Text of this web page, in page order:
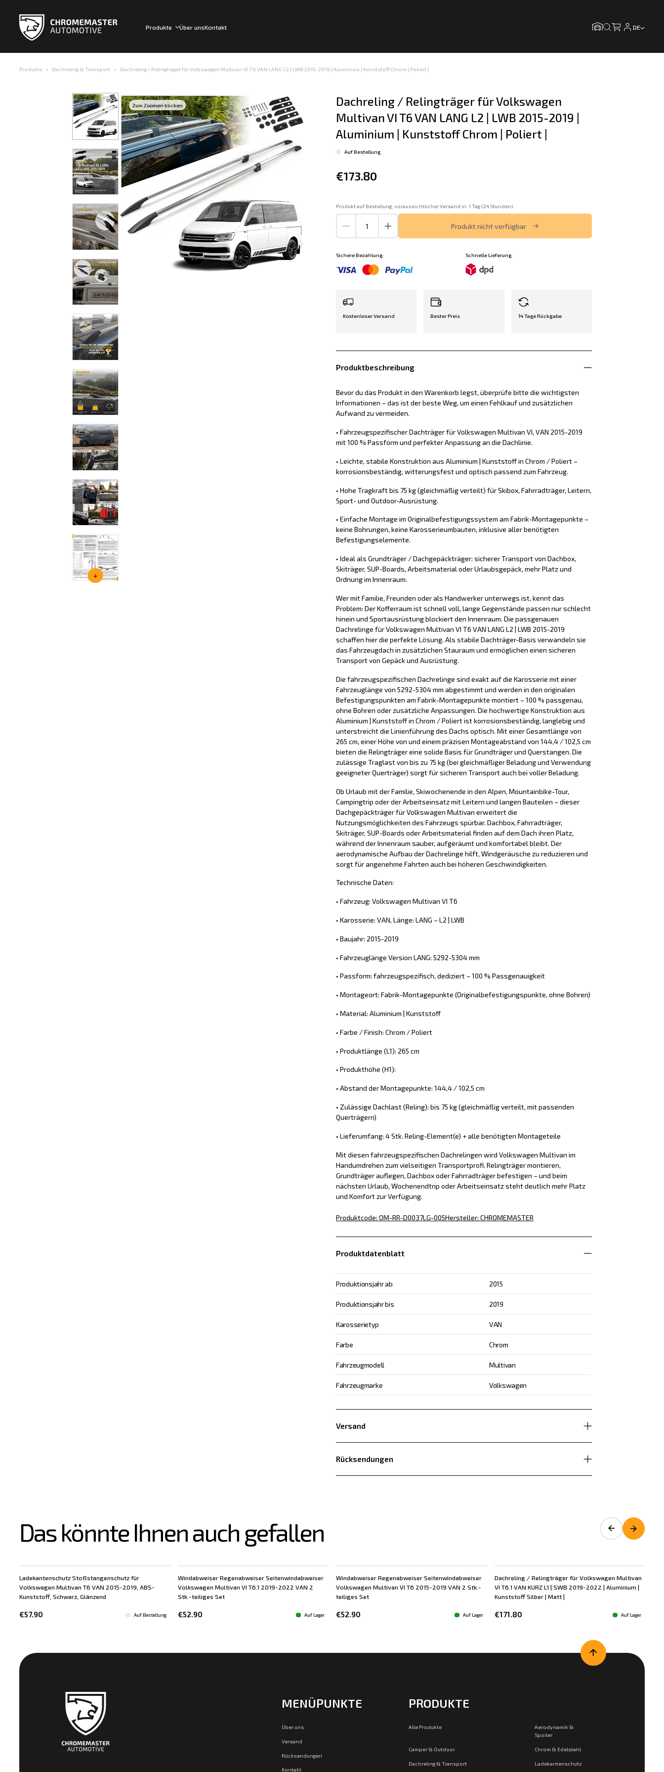
Produkte Über unsKontakt DE
Produkte Dachreling & Transport Dachreling / Relingträger für Volkswagen Multivan VI T6 VAN LANG L2 | LWB 2015-2019 | Aluminium | Kunststoff Chrom | Poliert |
Zum Zoomen klicken
Dachreling / Relingträger für Volkswagen
Multivan VI T6 VAN LANG L2 | LWB 2015-2019 |
Aluminium | Kunststoff Chrom | Poliert |
Auf Bestellung
€173.80
Produkt auf Bestellung, voraussichtlicher Versand in: 1 Tag (24 Stunden)
Produkt nicht verfügbar
Sichere Bezahlung: Schnelle Lieferung:
Kostenloser Versand Bester Preis 14 Tage Rückgabe
Produktbeschreibung
Bevor du das Produkt in den Warenkorb legst, überprüfe bitte die wichtigsten
Informationen – das ist der beste Weg, um einen Fehlkauf und zusätzlichen
Aufwand zu vermeiden.
• Fahrzeugspezifischer Dachträger für Volkswagen Multivan VI, VAN 2015-2019
mit 100 % Passform und perfekter Anpassung an die Dachlinie.
• Leichte, stabile Konstruktion aus Aluminium | Kunststoff in Chrom / Poliert –
korrosionsbeständig, witterungsfest und optisch passend zum Fahrzeug.
• Hohe Tragkraft bis 75 kg (gleichmäßig verteilt) für Skibox, Fahrradträger, Leitern,
Sport- und Outdoor-Ausrüstung.
• Einfache Montage im Originalbefestigungssystem am Fabrik-Montagepunkte –
keine Bohrungen, keine Karosserieumbauten, inklusive aller benötigten
Befestigungselemente.
• Ideal als Grundträger / Dachgepäckträger: sicherer Transport von Dachbox,
Skiträger, SUP-Boards, Arbeitsmaterial oder Urlaubsgepäck, mehr Platz und
Ordnung im Innenraum.
Wer mit Familie, Freunden oder als Handwerker unterwegs ist, kennt das
Problem: Der Kofferraum ist schnell voll, lange Gegenstände passen nur schlecht
hinein und Sportausrüstung blockiert den Innenraum. Die passgenauen
Dachrelinge für Volkswagen Multivan VI T6 VAN LANG L2 | LWB 2015-2019
schaffen hier die perfekte Lösung. Als stabile Dachträger-Basis verwandeln sie
das Fahrzeugdach in zusätzlichen Stauraum und ermöglichen einen sicheren
Transport von Gepäck und Ausrüstung.
Die fahrzeugspezifischen Dachrelinge sind exakt auf die Karosserie mit einer
Fahrzeuglänge von 5292-5304 mm abgestimmt und werden in den originalen
Befestigungspunkten am Fabrik-Montagepunkte montiert – 100 % passgenau,
ohne Bohren oder zusätzliche Anpassungen. Die hochwertige Konstruktion aus
Aluminium | Kunststoff in Chrom / Poliert ist korrosionsbeständig, langlebig und
unterstreicht die Linienführung des Dachs optisch. Mit einer Gesamtlänge von
265 cm, einer Höhe von und einem präzisen Montageabstand von 144,4 / 102,5 cm
bieten die Relingträger eine solide Basis für Grundträger und Querstangen. Die
zulässige Traglast von bis zu 75 kg (bei gleichmäßiger Beladung und Verwendung
geeigneter Querträger) sorgt für sicheren Transport auch bei voller Beladung.
Ob Urlaub mit der Familie, Skiwochenende in den Alpen, Mountainbike-Tour,
Campingtrip oder der Arbeitseinsatz mit Leitern und langen Bauteilen – dieser
Dachgepäckträger für Volkswagen Multivan erweitert die
Nutzungsmöglichkeiten des Fahrzeugs spürbar. Dachbox, Fahrradträger,
Skiträger, SUP-Boards oder Arbeitsmaterial finden auf dem Dach ihren Platz,
während der Innenraum sauber, aufgeräumt und komfortabel bleibt. Der
aerodynamische Aufbau der Dachrelinge hilft, Windgeräusche zu reduzieren und
sorgt für angenehme Fahrten auch bei höheren Geschwindigkeiten.
Technische Daten:
• Fahrzeug: Volkswagen Multivan VI T6
• Karosserie: VAN, Länge: LANG – L2 | LWB
• Baujahr: 2015-2019
• Fahrzeuglänge Version LANG: 5292-5304 mm
• Passform: fahrzeugspezifisch, dediziert – 100 % Passgenauigkeit
• Montageort: Fabrik-Montagepunkte (Originalbefestigungspunkte, ohne Bohren)
• Material: Aluminium | Kunststoff
• Farbe / Finish: Chrom / Poliert
• Produktlänge (L1): 265 cm
• Produkthöhe (H1):
• Abstand der Montagepunkte: 144,4 / 102,5 cm
• Zulässige Dachlast (Reling): bis 75 kg (gleichmäßig verteilt, mit passenden
Querträgern)
• Lieferumfang: 4 Stk. Reling-Element(e) + alle benötigten Montageteile
Mit diesen fahrzeugspezifischen Dachrelingen wird Volkswagen Multivan im
Handumdrehen zum vielseitigen Transportprofi. Relingträger montieren,
Grundträger auflegen, Dachbox oder Fahrradträger befestigen – und beim
nächsten Urlaub, Wochenendtrip oder Arbeitseinsatz steht deutlich mehr Platz
und Komfort zur Verfügung.
Produktcode: OM-RR-D0037LG-005Hersteller: CHROMEMASTER
Produktdatenblatt
Produktionsjahr ab 2015
Produktionsjahr bis 2019
Karosserietyp VAN
Farbe Chrom
Fahrzeugmodell Multivan
Fahrzeugmarke Volkswagen
Versand
Rücksendungen
Das könnte Ihnen auch gefallen
Ladekantenschutz Stoßstangenschutz für
Volkswagen Multivan T6 VAN 2015-2019, ABS-
Kunststoff, Schwarz, Glänzend
€57.90 Auf Bestellung
Windabweiser Regenabweiser Seitenwindabweiser
Volkswagen Multivan VI T6.1 2019-2022 VAN 2
Stk.-teiliges Set
€52.90 Auf Lager
Windabweiser Regenabweiser Seitenwindabweiser
Volkswagen Multivan VI T6 2015-2019 VAN 2 Stk.-
teiliges Set
€52.90 Auf Lager
Dachreling / Relingträger für Volkswagen Multivan
VI T6.1 VAN KURZ L1 | SWB 2019-2022 | Aluminium |
Kunststoff Silber | Matt |
€171.80 Auf Lager
MENÜPUNKTE
Über uns
Versand
Rücksendungen
Kontakt
PRODUKTE
Alle Produkte
Aerodynamik &
Spoiler
Camper & Outdoor Chrom & Edelstahl
Dachreling & Transport Ladekantenschutz